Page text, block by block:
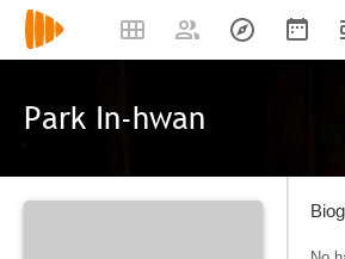
Park In-hwan